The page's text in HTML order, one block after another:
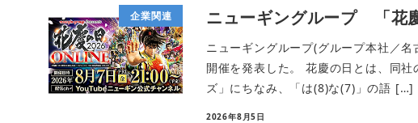
企業関連 ニューギングループ 「花
ニューギングループ(グループ本社／
開催を発表した。 花慶の日とは、同
ズ」にちなみ、「は(8)な(7)」の語 […]
2026年8月5日